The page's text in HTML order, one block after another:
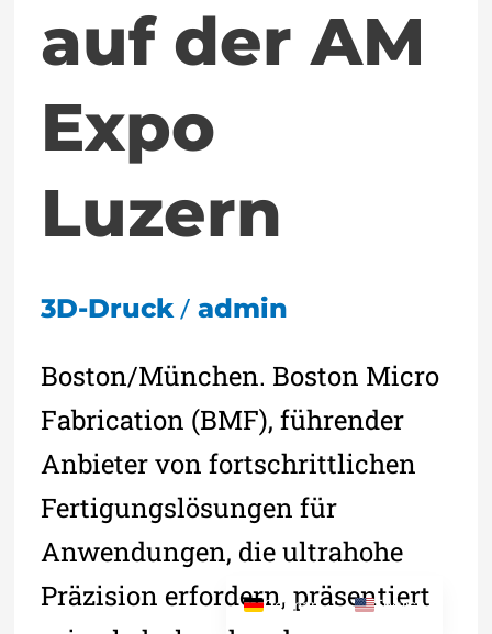
auf der AM
Expo
Luzern
3D-Druck/ admin
Boston/München. Boston Micro
Fabrication (BMF), führender
Anbieter von fortschrittlichen
Fertigungslösungen für
Anwendungen, die ultrahohe
Präzision erfordern, präsentiert
German English